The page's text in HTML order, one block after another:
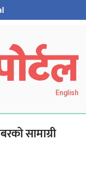
English
सामाग्री